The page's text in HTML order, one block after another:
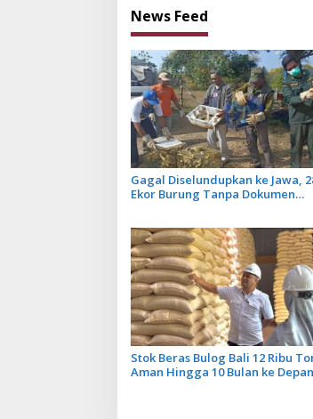
News Feed
Gagal Diselundupkan ke Jawa,
Ekor Burung Tanpa Dokumen
Stok Beras Bulog Bali 12 Ribu
Aman Hingga 10 Bulan ke Depan